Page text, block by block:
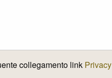
collegamento link Privacy